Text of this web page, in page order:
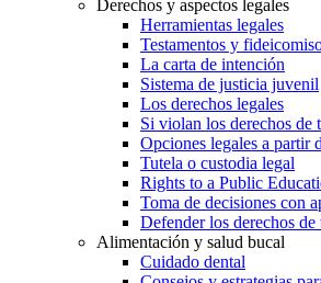
Derechos y aspectos legales
Herramientas legales
Testamentos y
La carta de intención
Sistema de justicia juvenil
Los derechos legales
Si violan los derechos de
Opciones legales a partir
Tutela o custodia legal
Rights to a Public
Toma de decisiones con
Defender los derechos
Alimentación y salud bucal
Cuidado dental